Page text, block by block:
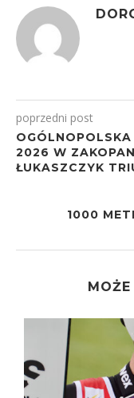
poprzedni post
2026 W
ŁUKASZCZYK
1000